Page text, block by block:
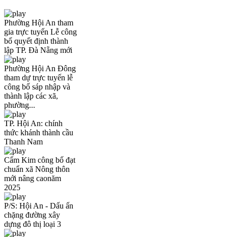
Phường Hội An tham
gia trực tuyến Lễ công
bố quyết định thành
lập TP. Đà Nẵng mới
Phường Hội An Đông
tham dự trực tuyến lễ
công bố sáp nhập và
thành lập các xã,
phường...
TP. Hội An: chính
thức khánh thành cầu
Thanh Nam
Cẩm Kim công bố đạt
chuẩn xã Nông thôn
mới nâng caonăm
2025
P/S: Hội An - Dấu ấn
chặng đường xây
dựng đô thị loại 3